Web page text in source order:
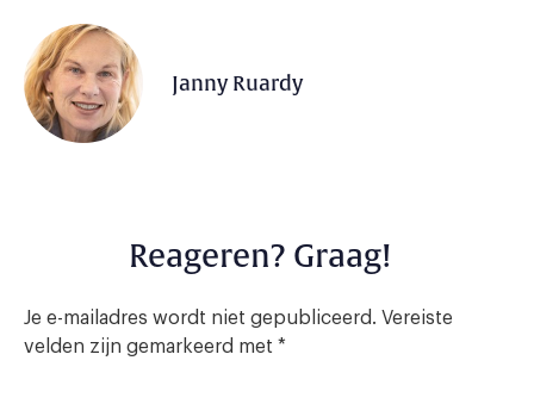
Janny Ruardy
Reageren? Graag!
Je e-mailadres wordt niet gepubliceerd. Vereiste
velden zijn gemarkeerd met *